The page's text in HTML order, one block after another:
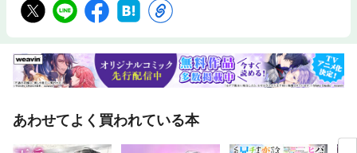
あわせてよく買われている本